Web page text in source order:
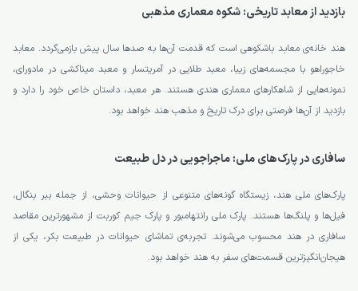
بازدید از معابد تاریخی: شکوه معماری مذهبی
هند خانه‌ی معابد باشکوهی است که قدمت آن‌ها به صدها سال پیش بازمی‌گردد. معابد
خاجوراهو با مجسمه‌های زیبا، معبد طلایی در آمریتسار و معبد میناکشی در مادورای،
نمونه‌هایی از شاهکارهای معماری هندی هستند. هر معبد، داستان خاص خود را دارد و
بازدید از آن‌ها فرصتی برای درک تاریخ و مذهب هند خواهد بود.
سافاری در پارک‌های ملی: ماجراجویی در دل طبیعت
پارک‌های ملی هند، زیستگاه گونه‌های متنوعی از حیوانات وحشی، از جمله ببر بنگال،
فیل‌ها و پلنگ‌ها هستند. پارک ملی رانتهامبور و پارک جیم کوربت از مشهورترین مقاصد
سافاری در هند محسوب می‌شوند. تجربه‌ی تماشای حیوانات در طبیعت بکر، یکی از
هیجان‌انگیزترین قسمت‌های سفر به هند خواهد بود.